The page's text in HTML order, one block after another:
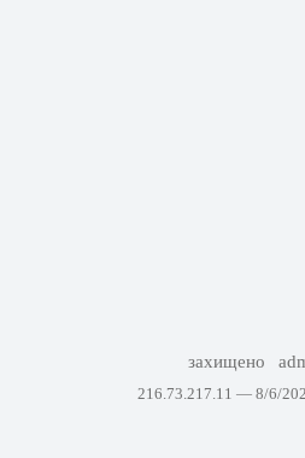
захищено
216.73.217.11 — 8/6/